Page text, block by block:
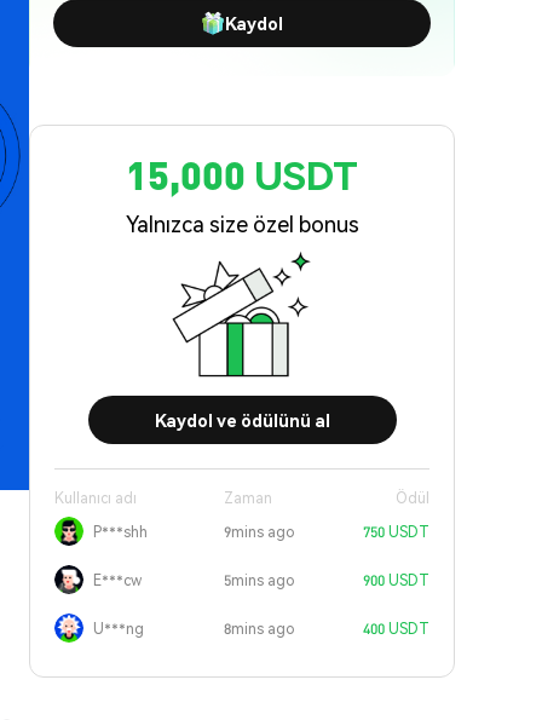
Kaydol
15,000 USDT
Yalnızca size özel bonus
Kaydol ve ödülünü al
Kullanıcı adı Zaman
Ödül
P***shh
9mins ago 750 USDT
E***cw 5mins ago 900 USDT
U***ng 8mins ago 400 USDT